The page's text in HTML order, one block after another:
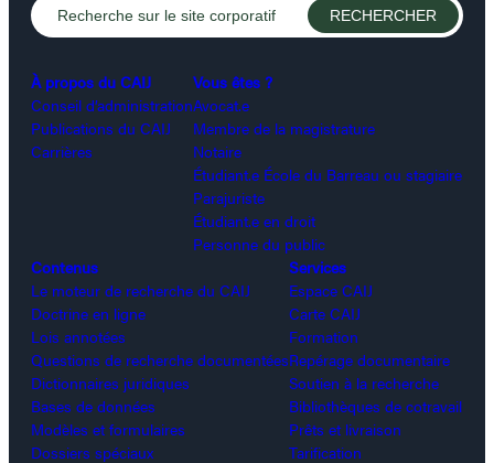
À propos du CAIJ
Conseil d’administration
Publications du CAIJ
Carrières
Vous êtes ?
Avocat.e
Membre de la magistrature
Notaire
Étudiant.e École du Barreau ou stagiaire
Parajuriste
Étudiant.e en droit
Personne du public
Contenus
Le moteur de recherche du CAIJ
Doctrine en ligne
Lois annotées
Questions de recherche documentées
Dictionnaires juridiques
Bases de données
Modèles et formulaires
Dossiers spéciaux
Services
Espace CAIJ
Carte CAIJ
Formation
Repérage documentaire
Soutien à la recherche
Bibliothèques de cotravail
Prêts et livraison
Tarification